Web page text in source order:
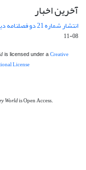
آخرین اخبار
انتشار شماره 21 دو فصلنامه دین و دنیای معاصر، (پاییز و زمستان 1403)
08-11
is licensed under a Creative
License
Worldis Open Access.